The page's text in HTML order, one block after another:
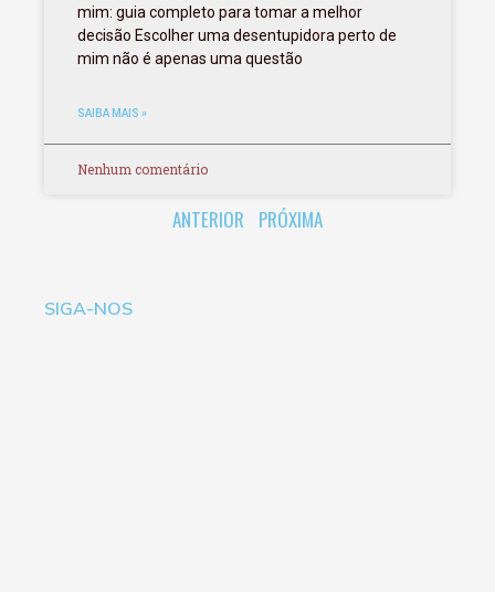
mim: guia completo para tomar a melhor
decisão Escolher uma desentupidora perto de
mim não é apenas uma questão
SAIBA MAIS »
Nenhum comentário
ANTERIOR PRÓXIMA
SIGA-NOS